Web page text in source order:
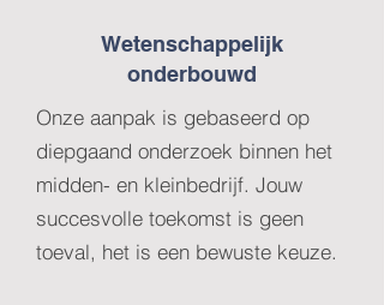
Wetenschappelijk
onderbouwd
Onze aanpak is gebaseerd op
diepgaand onderzoek binnen het
midden- en kleinbedrijf. Jouw
succesvolle toekomst is geen
toeval, het is een bewuste keuze.